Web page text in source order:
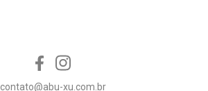
contato@abu-xu.com.br